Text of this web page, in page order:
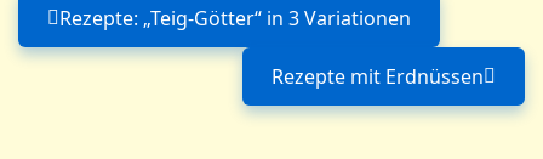
Vorheriger Beitrag: Rezepte:
Rezepte: „Teig-Götter“ in 3 Variationen
Nächster
Rezepte mit Erdnüssen